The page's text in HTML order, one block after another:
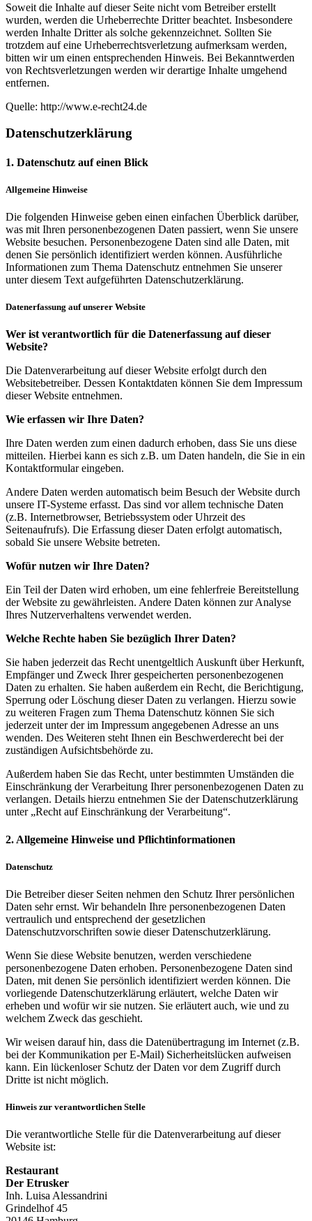
Soweit die Inhalte auf dieser Seite nicht vom Betreiber erstellt
wurden, werden die Urheberrechte Dritter beachtet. Insbesondere
werden Inhalte Dritter als solche gekennzeichnet. Sollten Sie
trotzdem auf eine Urheberrechtsverletzung aufmerksam werden,
bitten wir um einen entsprechenden Hinweis. Bei Bekanntwerden
von Rechtsverletzungen werden wir derartige Inhalte umgehend
entfernen.
Quelle: http://www.e-recht24.de
Datenschutzerklärung
1. Datenschutz auf einen Blick
Allgemeine Hinweise
Die folgenden Hinweise geben einen einfachen Überblick darüber,
was mit Ihren personenbezogenen Daten passiert, wenn Sie unsere
Website besuchen. Personenbezogene Daten sind alle Daten, mit
denen Sie persönlich identifiziert werden können. Ausführliche
Informationen zum Thema Datenschutz entnehmen Sie unserer
unter diesem Text aufgeführten Datenschutzerklärung.
Datenerfassung auf unserer Website
Wer ist verantwortlich für die Datenerfassung auf dieser
Website?
Die Datenverarbeitung auf dieser Website erfolgt durch den
Websitebetreiber. Dessen Kontaktdaten können Sie dem Impressum
dieser Website entnehmen.
Wie erfassen wir Ihre Daten?
Ihre Daten werden zum einen dadurch erhoben, dass Sie uns diese
mitteilen. Hierbei kann es sich z.B. um Daten handeln, die Sie in ein
Kontaktformular eingeben.
Andere Daten werden automatisch beim Besuch der Website durch
unsere IT-Systeme erfasst. Das sind vor allem technische Daten
(z.B. Internetbrowser, Betriebssystem oder Uhrzeit des
Seitenaufrufs). Die Erfassung dieser Daten erfolgt automatisch,
sobald Sie unsere Website betreten.
Wofür nutzen wir Ihre Daten?
Ein Teil der Daten wird erhoben, um eine fehlerfreie Bereitstellung
der Website zu gewährleisten. Andere Daten können zur Analyse
Ihres Nutzerverhaltens verwendet werden.
Welche Rechte haben Sie bezüglich Ihrer Daten?
Sie haben jederzeit das Recht unentgeltlich Auskunft über Herkunft,
Empfänger und Zweck Ihrer gespeicherten personenbezogenen
Daten zu erhalten. Sie haben außerdem ein Recht, die Berichtigung,
Sperrung oder Löschung dieser Daten zu verlangen. Hierzu sowie
zu weiteren Fragen zum Thema Datenschutz können Sie sich
jederzeit unter der im Impressum angegebenen Adresse an uns
wenden. Des Weiteren steht Ihnen ein Beschwerderecht bei der
zuständigen Aufsichtsbehörde zu.
Außerdem haben Sie das Recht, unter bestimmten Umständen die
Einschränkung der Verarbeitung Ihrer personenbezogenen Daten zu
verlangen. Details hierzu entnehmen Sie der Datenschutzerklärung
unter „Recht auf Einschränkung der Verarbeitung“.
2. Allgemeine Hinweise und Pflichtinformationen
Datenschutz
Die Betreiber dieser Seiten nehmen den Schutz Ihrer persönlichen
Daten sehr ernst. Wir behandeln Ihre personenbezogenen Daten
vertraulich und entsprechend der gesetzlichen
Datenschutzvorschriften sowie dieser Datenschutzerklärung.
Wenn Sie diese Website benutzen, werden verschiedene
personenbezogene Daten erhoben. Personenbezogene Daten sind
Daten, mit denen Sie persönlich identifiziert werden können. Die
vorliegende Datenschutzerklärung erläutert, welche Daten wir
erheben und wofür wir sie nutzen. Sie erläutert auch, wie und zu
welchem Zweck das geschieht.
Wir weisen darauf hin, dass die Datenübertragung im Internet (z.B.
bei der Kommunikation per E-Mail) Sicherheitslücken aufweisen
kann. Ein lückenloser Schutz der Daten vor dem Zugriff durch
Dritte ist nicht möglich.
Hinweis zur verantwortlichen Stelle
Die verantwortliche Stelle für die Datenverarbeitung auf dieser
Website ist:
Restaurant
Der Etrusker
Inh. Luisa Alessandrini
Grindelhof 45